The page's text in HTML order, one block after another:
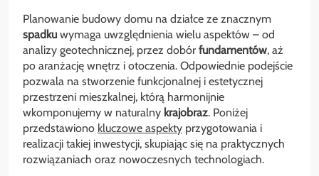
Planowanie budowy domu na działce ze znacznym
spadku wymaga uwzględnienia wielu aspektów – od
analizy geotechnicznej, przez dobór fundamentów, aż
po aranżację wnętrz i otoczenia. Odpowiednie podejście
pozwala na stworzenie funkcjonalnej i estetycznej
przestrzeni mieszkalnej, którą harmonijnie
wkomponujemy w naturalny krajobraz. Poniżej
przedstawiono kluczowe aspekty przygotowania i
realizacji takiej inwestycji, skupiając się na praktycznych
rozwiązaniach oraz nowoczesnych technologiach.